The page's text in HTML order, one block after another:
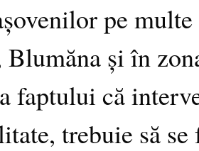
pe
și în
faptului că
trebuie să